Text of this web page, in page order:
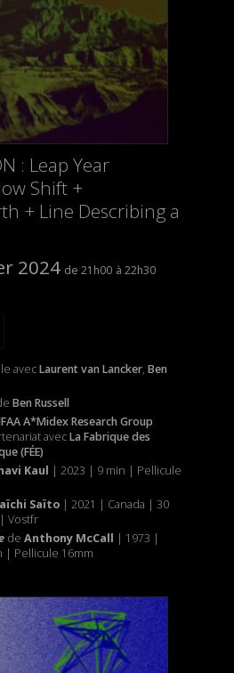
: Leap Year
Shift +
+ Line Describing a
2024
21h00 22h30
avecLaurent van Lancker, Ben
Ben Russell
A*Midex Research Group
avecLa Fabrique des
(FÉE)
Kaul | 2023 | 9 min | Pellicule
Saïto| 2021 | Canada | 30
Vostfr
de Anthony McCall | 1973 |
| Pellicule 16mm